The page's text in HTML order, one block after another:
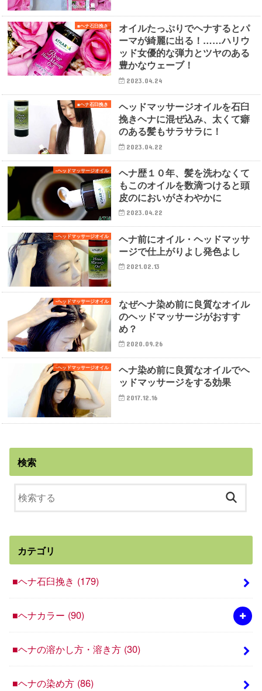
■ヘナ石臼挽き
オイルたっぷりでヘナするとパ
ーマが綺麗に出る！……ハリウ
ッド女優的な弾力とツヤのある
豊かなウェーブ！
2023.04.24
■ヘナ石臼挽き
ヘッドマッサージオイルを石臼
挽きヘナに混ぜ込み、太くて癖
のある髪もサラサラに！
2023.04.22
-ヘッドマッサージオイル
ヘナ歴１０年、髪を洗わなくて
もこのオイルを数滴つけると頭
皮のにおいがさわやかに
2023.04.22
-ヘッドマッサージオイル
ヘナ前にオイル・ヘッドマッサ
ージで仕上がりよし発色よし
2021.02.13
-ヘッドマッサージオイル
なぜヘナ染め前に良質なオイル
のヘッドマッサージがおすす
め？
2020.09.26
-ヘッドマッサージオイル
ヘナ染め前に良質なオイルでヘ
ッドマッサージをする効果
2017.12.16
検索
カテゴリ
■ヘナ石臼挽き (179)
■ヘナカラー (90)
■ヘナの溶かし方・溶き方 (30)
■ヘナの染め方 (86)